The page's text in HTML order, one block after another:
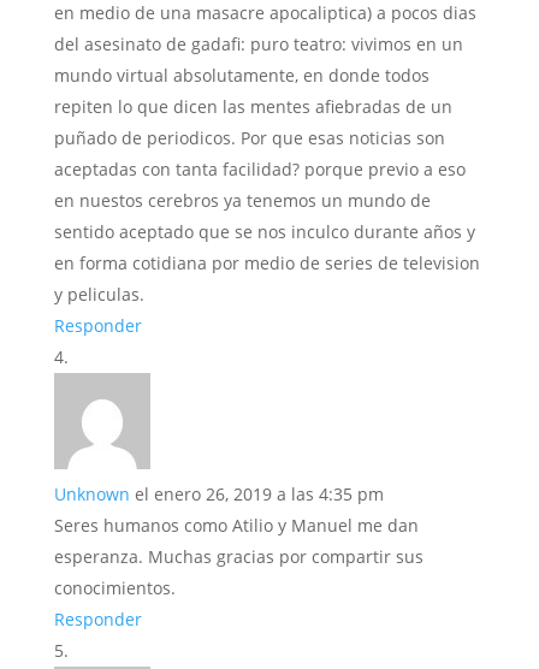
en medio de una masacre apocaliptica) a pocos dias
del asesinato de gadafi: puro teatro: vivimos en un
mundo virtual absolutamente, en donde todos
repiten lo que dicen las mentes afiebradas de un
puñado de periodicos. Por que esas noticias son
aceptadas con tanta facilidad? porque previo a eso
en nuestos cerebros ya tenemos un mundo de
sentido aceptado que se nos inculco durante años y
en forma cotidiana por medio de series de television
y peliculas.
Responder
Unknown el enero 26, 2019 a las 4:35 pm
Seres humanos como Atilio y Manuel me dan
esperanza. Muchas gracias por compartir sus
conocimientos.
Responder